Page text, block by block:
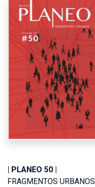
| PLANEO 50 |
FRAGMENTOS URBANOS